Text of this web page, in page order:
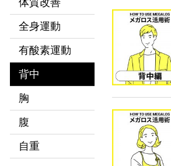
全身運動
有酸素運動
背中
胸
腹
自重